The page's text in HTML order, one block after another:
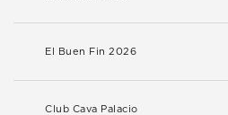
El Buen Fin 2026
Club Cava Palacio